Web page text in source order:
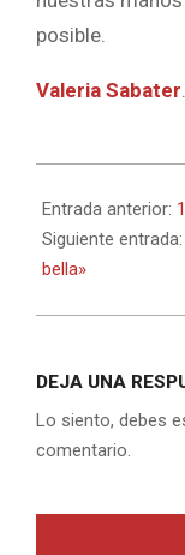
posible.
Valeria Sabater.
04-
11
Entrada anterior:
Siguiente entrada:
bella»
DEJA UNA
Lo siento, debes
comentario.